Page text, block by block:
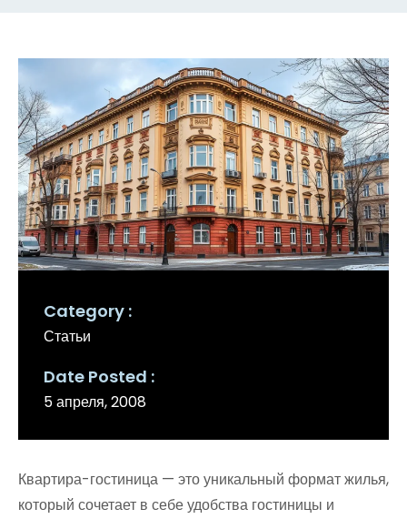
Category
Статьи
Date Posted
5 апреля, 2008
Квартира-гостиница — это уникальный формат жилья,
который сочетает в себе удобства гостиницы и